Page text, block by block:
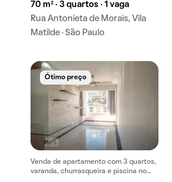
70 m² · 3 quartos · 1 vaga
Rua Antonieta de Morais, Vila
Matilde · São Paulo
Ótimo preço
Venda de apartamento com 3 quartos,
varanda, churrasqueira e piscina no